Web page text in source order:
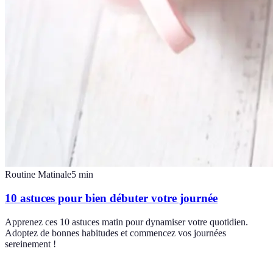
Routine Matinale5 min
10 astuces pour bien débuter votre journée
Apprenez ces 10 astuces matin pour dynamiser votre quotidien.
Adoptez de bonnes habitudes et commencez vos journées
sereinement !